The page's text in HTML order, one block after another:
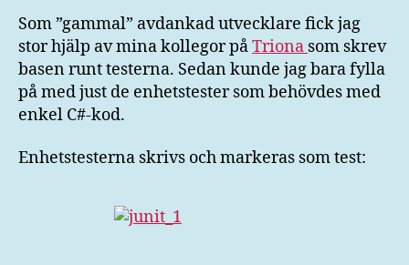
Som ”gammal” avdankad utvecklare fick jag
stor hjälp av mina kollegor påTriona som skrev
basen runt testerna. Sedan kunde jag bara fylla
på med just de enhetstester som behövdes med
enkel C#-kod.
Enhetstesterna skrivs och markeras som test: